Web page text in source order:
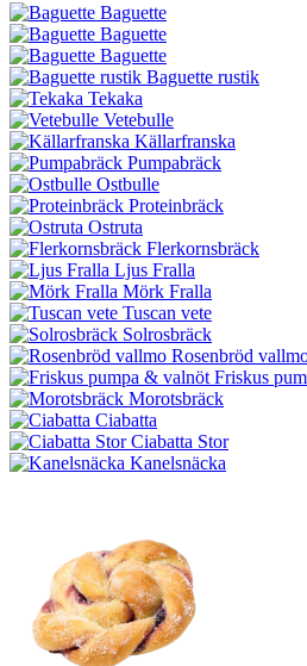
Baguette
Baguette
Baguette
Baguette rustik
Tekaka
Vetebulle
Källarfranska
Pumpabräck
Ostbulle
Proteinbräck
Ostruta
Flerkornsbräck
Ljus Fralla
Mörk Fralla
Tuscan vete
Solrosbräck
Rosenbröd
Friskus
Morotsbräck
Ciabatta
Ciabatta Stor
Kanelsnäcka